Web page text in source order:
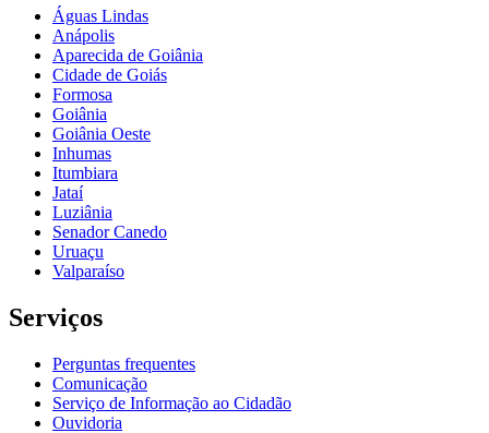
Águas Lindas
Anápolis
Aparecida de Goiânia
Cidade de Goiás
Formosa
Goiânia
Goiânia Oeste
Inhumas
Itumbiara
Jataí
Luziânia
Senador Canedo
Uruaçu
Valparaíso
Serviços
Perguntas frequentes
Comunicação
Serviço de Informação ao Cidadão
Ouvidoria